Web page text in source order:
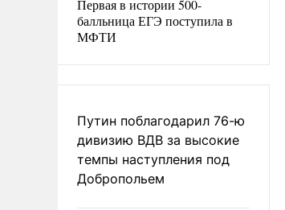
Первая в истории 500-
балльница ЕГЭ поступила в
МФТИ
Путин поблагодарил 76-ю
дивизию ВДВ за высокие
темпы наступления под
Добропольем